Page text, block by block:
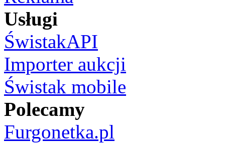
Usługi
ŚwistakAPI
Importer aukcji
Świstak mobile
Polecamy
Furgonetka.pl